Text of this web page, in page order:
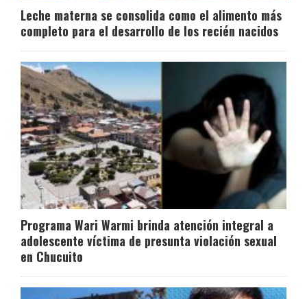
Leche materna se consolida como el alimento más
completo para el desarrollo de los recién nacidos
Programa Wari Warmi brinda atención integral a
adolescente víctima de presunta violación sexual
en Chucuito